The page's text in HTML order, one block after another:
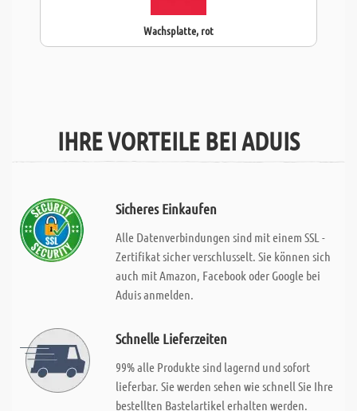
Wachsplatte, rot
IHRE VORTEILE BEI ADUIS
Sicheres Einkaufen
Alle Datenverbindungen sind mit einem SSL -
Zertifikat sicher verschlusselt. Sie können sich
auch mit Amazon, Facebook oder Google bei
Aduis anmelden.
Schnelle Lieferzeiten
99% alle Produkte sind lagernd und sofort
lieferbar. Sie werden sehen wie schnell Sie Ihre
bestellten Bastelartikel erhalten werden.